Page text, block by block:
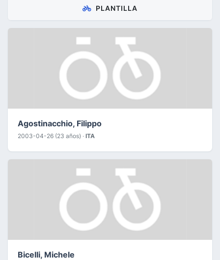
PLANTILLA
Agostinacchio, Filippo
2003-04-26 (23 años) · ITA
Bicelli, Michele